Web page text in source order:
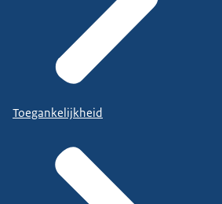
Toegankelijkheid